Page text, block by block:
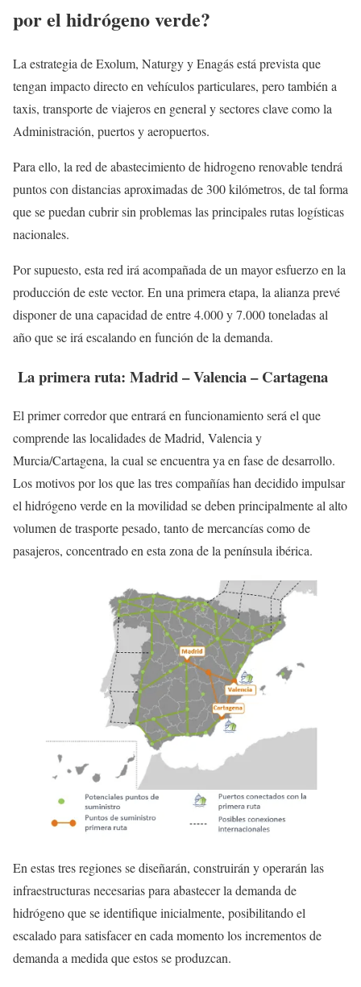
por el hidrógeno verde?
La estrategia de Exolum, Naturgy y Enagás está prevista que
tengan impacto directo en vehículos particulares, pero también a
taxis, transporte de viajeros en general y sectores clave como la
Administración, puertos y aeropuertos.
Para ello, la red de abastecimiento de hidrogeno renovable tendrá
puntos con distancias aproximadas de 300 kilómetros, de tal forma
que se puedan cubrir sin problemas las principales rutas logísticas
nacionales.
Por supuesto, esta red irá acompañada de un mayor esfuerzo en la
producción de este vector. En una primera etapa, la alianza prevé
disponer de una capacidad de entre 4.000 y 7.000 toneladas al
año que se irá escalando en función de la demanda.
La primera ruta: Madrid – Valencia – Cartagena
El primer corredor que entrará en funcionamiento será el que
comprende las localidades de Madrid, Valencia y
Murcia/Cartagena, la cual se encuentra ya en fase de desarrollo.
Los motivos por los que las tres compañías han decidido impulsar
el hidrógeno verde en la movilidad se deben principalmente al alto
volumen de trasporte pesado, tanto de mercancías como de
pasajeros, concentrado en esta zona de la península ibérica.
En estas tres regiones se diseñarán, construirán y operarán las
infraestructuras necesarias para abastecer la demanda de
hidrógeno que se identifique inicialmente, posibilitando el
escalado para satisfacer en cada momento los incrementos de
demanda a medida que estos se produzcan.